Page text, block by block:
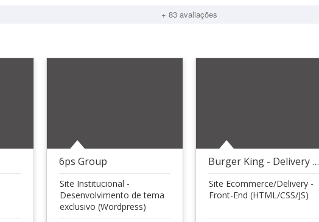
+ 83 avaliações
6ps Group
Site Institucional -
Desenvolvimento de tema
exclusivo (Wordpress)
Burger King - Delivery Lab
Site Ecommerce/Delivery -
Front-End (HTML/CSS/JS)